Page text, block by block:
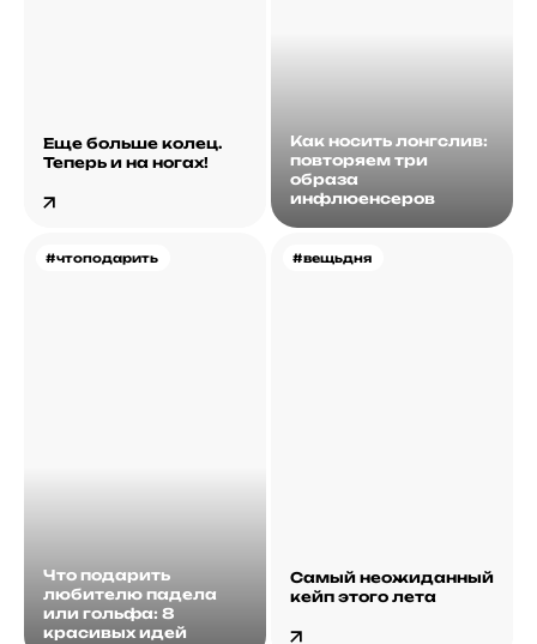
Еще больше колец.
Теперь и на ногах!
Как носить лонгслив:
повторяем три
образа
инфлюенсеров
#чтоподарить
Что подарить
любителю падела
или гольфа: 8
красивых идей
#вещьдня
Самый неожиданный
кейп этого лета